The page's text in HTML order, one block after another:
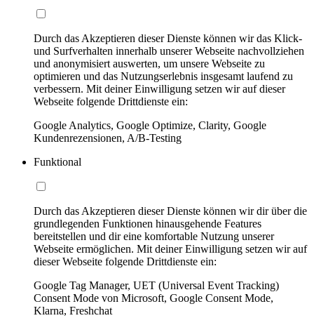
Durch das Akzeptieren dieser Dienste können wir das Klick-
und Surfverhalten innerhalb unserer Webseite nachvollziehen
und anonymisiert auswerten, um unsere Webseite zu
optimieren und das Nutzungserlebnis insgesamt laufend zu
verbessern. Mit deiner Einwilligung setzen wir auf dieser
Webseite folgende Drittdienste ein:
Google Analytics, Google Optimize, Clarity, Google
Kundenrezensionen, A/B-Testing
Funktional
Durch das Akzeptieren dieser Dienste können wir dir über die
grundlegenden Funktionen hinausgehende Features
bereitstellen und dir eine komfortable Nutzung unserer
Webseite ermöglichen. Mit deiner Einwilligung setzen wir auf
dieser Webseite folgende Drittdienste ein:
Google Tag Manager, UET (Universal Event Tracking)
Consent Mode von Microsoft, Google Consent Mode,
Klarna, Freshchat